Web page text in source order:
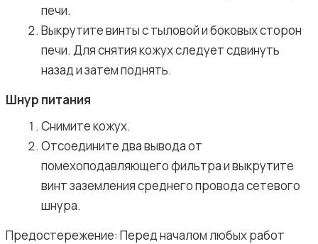
печи.
Выкрутите винты с тыловой и боковых сторон
печи. Для снятия кожух следует сдвинуть
назад и затем поднять.
Шнур питания
Снимите кожух.
Отсоедините два вывода от
помехоподавляющего фильтра и выкрутите
винт заземления среднего провода сетевого
шнура.
Предостережение: Перед началом любых работ